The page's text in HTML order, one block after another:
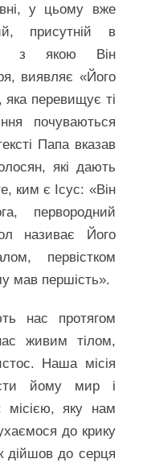
у цьому вже
присутній в
з якою Він
виявляє «Його
яка перевищує ті
почуваються
Папа вказав
які дають
ким є Ісус: «Він
первородний
називає Його
первістком
мав першість».
нас протягом
живим тілом,
Наша місія
йому мир і
місією, яку нам
до крику
дійшов до серця